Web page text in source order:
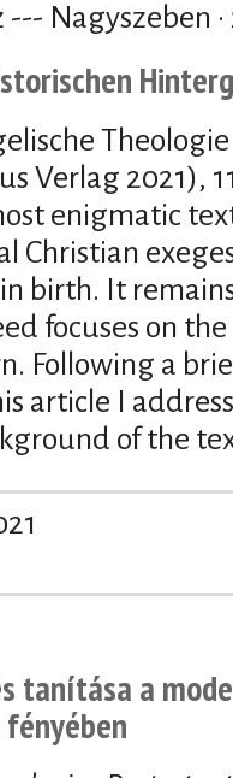
--- Nagyszeben ·
Verlag 2021),
enigmatic
Christian
birth. It
focuses on
Following a
article I
of the
tanítása a